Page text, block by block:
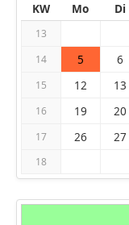
KW
Mo Di
13
14 5 6
15 12 13
16 19 20
17 26 27
18